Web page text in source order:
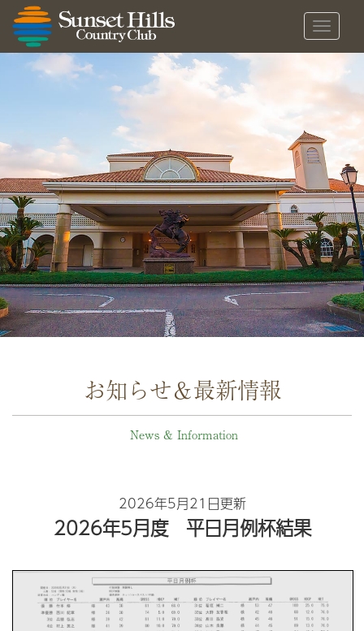
メ
ニ
ー
お知らせ＆最新情報
News & Information
2026年5月21日更新
2026年5月度 平日月例杯結果